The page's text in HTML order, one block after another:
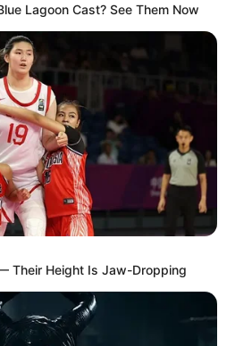
Lagoon Cast? See Them Now
Their Height Is Jaw-Dropping